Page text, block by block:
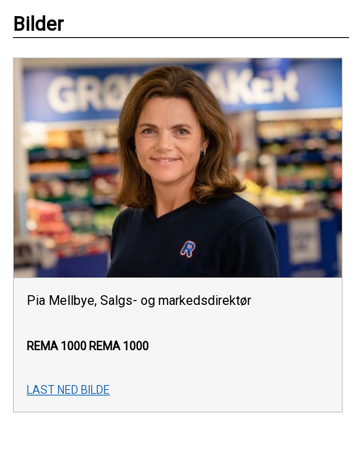
Bilder
Pia Mellbye, Salgs- og markedsdirektør
REMA 1000 REMA 1000
LAST NED BILDE